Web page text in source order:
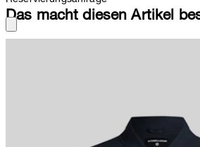
Das macht diesen Artikel